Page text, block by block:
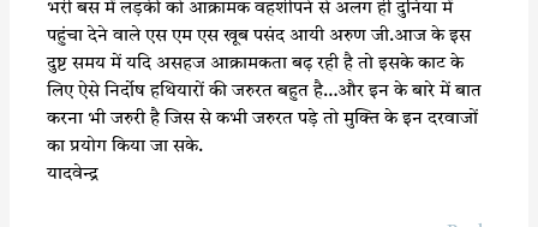
भरी बस में लड़की को आक्रामक वहशीपने से अलग ही दुनिया में
पहुंचा देने वाले एस एम एस खूब पसंद आयी अरुण जी.आज के इस
दुष्ट समय में यदि असहज आक्रामकता बढ़ रही है तो इसके काट के
लिए ऐसे निर्दोष हथियारों की जरुरत बहुत है…और इन के बारे में बात
करना भी जरुरी है जिस से कभी जरुरत पड़े तो मुक्ति के इन दरवाजों
का प्रयोग किया जा सके.
यादवेन्द्र